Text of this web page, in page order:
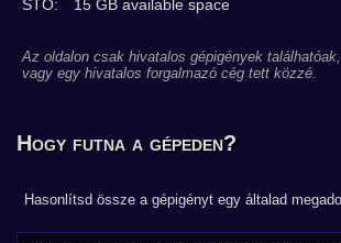
STO:
15 GB available space
Az oldalon csak hivatalos gépigények
vagy egy hivatalos forgalmazó cég tett közzé.
Hogy futna a gépeden?
Hasonlítsd össze a gépigényt egy általad